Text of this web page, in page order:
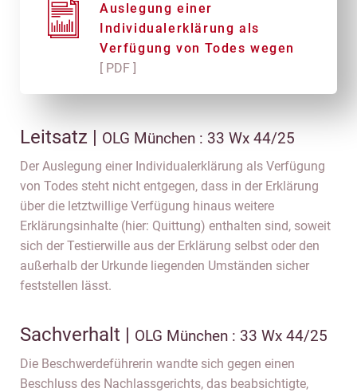
Auslegung einer
Individualerklärung als
Verfügung von Todes wegen
[ PDF ]
Leitsatz | OLG München : 33 Wx 44/25
Der Auslegung einer Individualerklärung als Verfügung
von Todes steht nicht entgegen, dass in der Erklärung
über die letztwillige Verfügung hinaus weitere
Erklärungsinhalte (hier: Quittung) enthalten sind, soweit
sich der Testierwille aus der Erklärung selbst oder den
außerhalb der Urkunde liegenden Umständen sicher
feststellen lässt.
Sachverhalt | OLG München : 33 Wx 44/25
Die Beschwerdeführerin wandte sich gegen einen
Beschluss des Nachlassgerichts, das beabsichtigte,